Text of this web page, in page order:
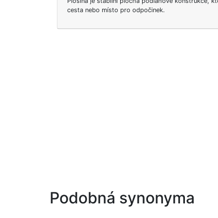
cesta nebo místo pro odpočinek.
Podobná synonyma